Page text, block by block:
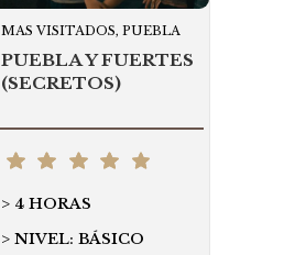
MAS VISITADOS, PUEBLA
PUEBLA Y FUERTES
(SECRETOS)
4 HORAS
NIVEL: BÁSICO